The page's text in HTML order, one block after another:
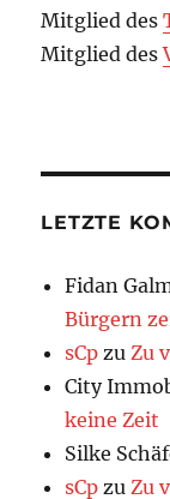
Mitglied des
Mitglied des
LETZTE
Fidan
Bürgern
sCp zu Zu
City
keine Zeit
Silke
sCp zu Zu